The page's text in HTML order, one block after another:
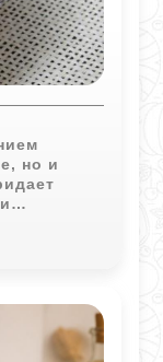
но и